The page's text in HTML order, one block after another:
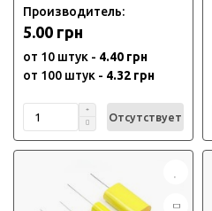
Производитель:
5.00 грн
от 10 штук - 4.40 грн
от 100 штук - 4.32 грн
Отсутствует